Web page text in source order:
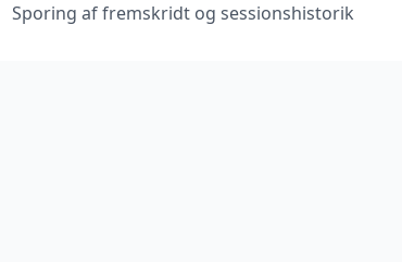
Sporing af fremskridt og sessionshistorik